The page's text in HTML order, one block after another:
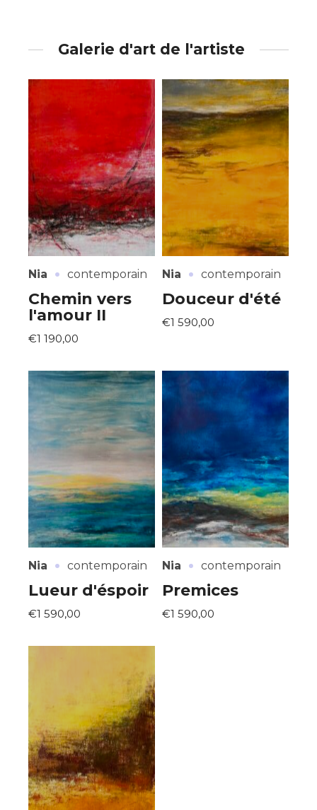
Galerie d'art de l'artiste
Nia · contemporain
Chemin vers
l'amour II
€1 190,00
Nia · contemporain
Douceur d'été
€1 590,00
Nia · contemporain
Lueur d'éspoir
€1 590,00
Nia · contemporain
Premices
€1 590,00